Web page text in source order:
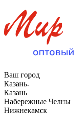
Ваш город
Казань
Казань
Набережные Челны
Нижнекамск